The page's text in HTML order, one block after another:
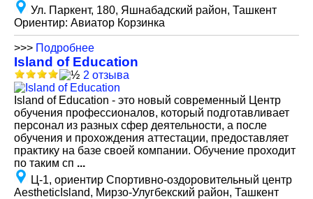
Ул. Паркент, 180, Яшнабадский район, Ташкент
Ориентир: Авиатор Корзинка
>>> Подробнее
Island of Education
2 отзыва
Island of Education - это новый современный Центр
обучения профессионалов, который подготавливает
персонал из разных сфер деятельности, а после
обучения и прохождения аттестации, предоставляет
практику на базе своей компании. Обучение проходит
по таким сп ...
Ц-1, ориентир Спортивно-оздоровительный центр
AestheticIsland, Мирзо-Улугбекский район, Ташкент